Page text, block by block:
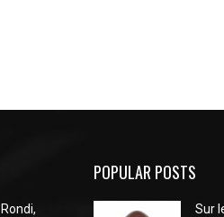
POPULAR POSTS
Sur